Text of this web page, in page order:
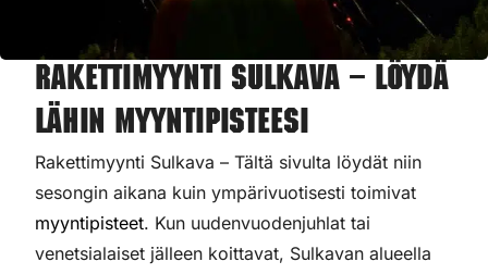
Rakettimyynti Sulkava – Löydä
lähin myyntipisteesi
Rakettimyynti Sulkava – Tältä sivulta löydät niin
sesongin aikana kuin ympärivuotisesti toimivat
myyntipisteet. Kun uudenvuodenjuhlat tai
venetsialaiset jälleen koittavat, Sulkavan alueella